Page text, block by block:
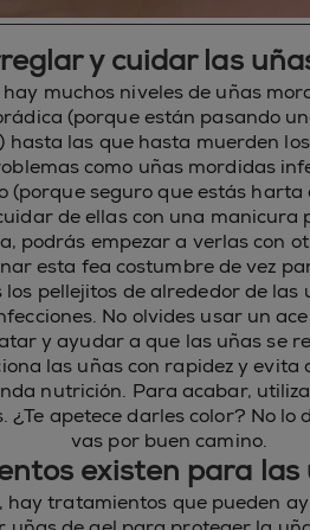
y cuidar las
muchos niveles de uñas
(porque están pasando
las que hasta muerden
como uñas mordidas
(porque seguro que estás harta
de ellas con una manicura
podrás empezar a verlas con
esta fea costumbre de vez
pellejitos de alrededor de
No olvides usar un
y ayudar a que las uñas se
las uñas con rapidez y evita
nutrición. Para acabar,
apetece darles color? No lo
vas por buen camino.
existen para las
hay tratamientos que pueden